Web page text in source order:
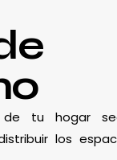
de tu hogar
los